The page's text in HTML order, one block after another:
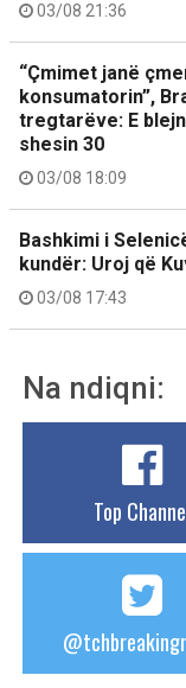
03/08 21:36
“Çmimet janë
konsumatorin”,
tregtarëve: E
shesin 30
03/08 18:09
Bashkimi i
kundër: Uroj që
03/08 17:43
Na ndiqni:
Top